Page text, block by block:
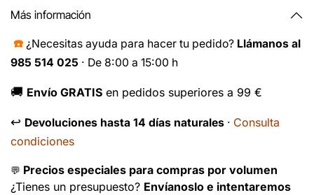
Más información
☎️ ¿Necesitas ayuda para hacer tu pedido? Llámanos al
985 514 025 · De 8:00 a 15:00 h
🚚 Envío GRATIS en pedidos superiores a 99 €
↩️ Devoluciones hasta 14 días naturales · Consulta
condiciones
💬 Precios especiales para compras por volumen
¿Tienes un presupuesto? Envíanoslo e intentaremos